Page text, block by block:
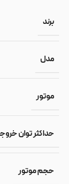
برند
مدل
موتور
حداکثر توان
حجم موتور